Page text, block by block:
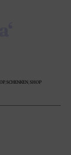
,SCHENKEN,SHOP